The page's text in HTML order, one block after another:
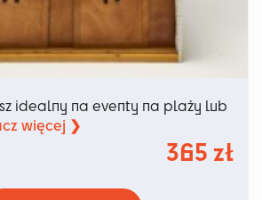
idealny na eventy na plaży lub
więcej ❯
365 zł